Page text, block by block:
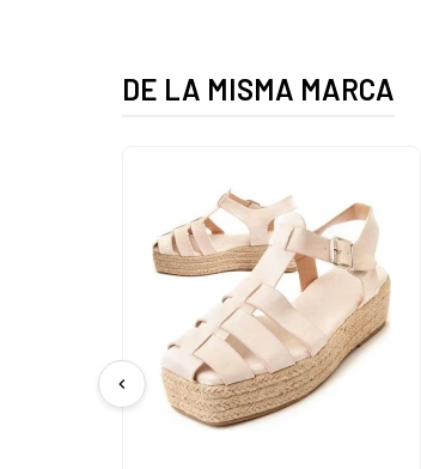
DE LA MISMA MARCA
chevron_left